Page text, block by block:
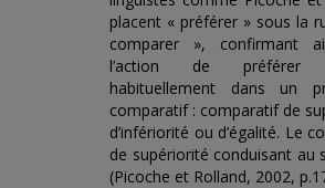
placent « préférer » sous la
comparer », confirmant
l’action de préférer
habituellement dans un
comparatif : comparatif de
d’infériorité ou d’égalité. Le
de supériorité conduisant au
(Picoche et Rolland, 2002,